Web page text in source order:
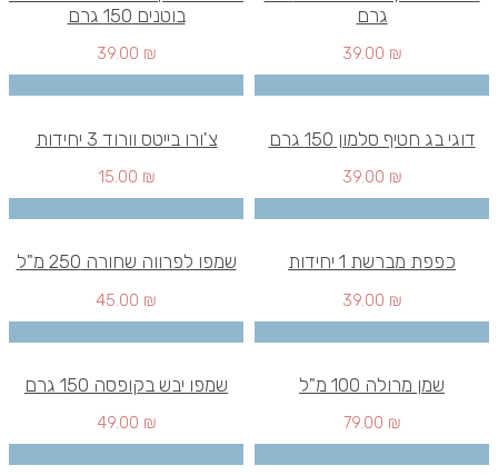
גרם
39.00 ₪
בוטנים 150 גרם
39.00 ₪
דוגי בג חטיף סלמון 150 גרם
39.00 ₪
צ'ורו בייטס וורוד 3 יחידות
15.00 ₪
כפפת מברשת 1 יחידות
39.00 ₪
שמפו לפרווה שחורה 250 מ"ל
45.00 ₪
שמן מרולה 100 מ"ל
79.00 ₪
שמפו יבש בקופסה 150 גרם
49.00 ₪